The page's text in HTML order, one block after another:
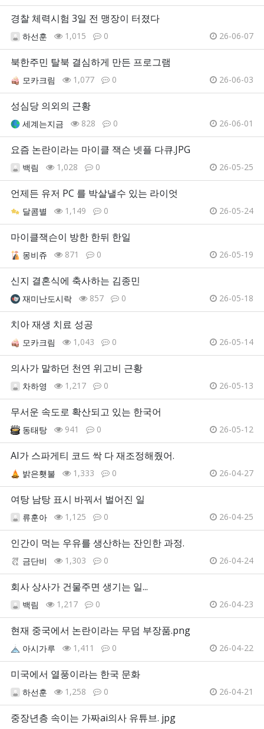
경찰 체력시험 3일 전 맹장이 터졌다
하선훈 1,015 0 26-06-07
북한주민 탈북 결심하게 만든 프로그램
모카크림 1,077 0 26-06-03
성심당 의외의 근황
세계는지금 828 0 26-06-01
요즘 논란이라는 마이클 잭슨 넷플 다큐.JPG
백림 1,028 0 26-05-25
언제든 유저 PC 를 박살낼수 있는 라이엇
달콤별 1,149 0 26-05-24
마이클잭슨이 방한 한뒤 한일
몽비쥬 871 0 26-05-19
신지 결혼식에 축사하는 김종민
재미난도시락 857 0 26-05-18
치아 재생 치료 성공
모카크림 1,043 0 26-05-14
의사가 말하던 천연 위고비 근황
차하영 1,217 0 26-05-13
무서운 속도로 확산되고 있는 한국어
동태탕 941 0 26-05-12
AI가 스파게티 코드 싹 다 재조정해줬어.
밝은횃불 1,333 0 26-04-27
여탕 남탕 표시 바꿔서 벌어진 일
류훈아 1,125 0 26-04-25
인간이 먹는 우유를 생산하는 잔인한 과정.
금단비 1,303 0 26-04-24
회사 상사가 건물주면 생기는 일...
백림 1,217 0 26-04-23
현재 중국에서 논란이라는 무덤 부장품.png
아시가루 1,411 0 26-04-22
미국에서 열풍이라는 한국 문화
하선훈 1,258 0 26-04-21
중장년층 속이는 가짜ai의사 유튜브. jpg